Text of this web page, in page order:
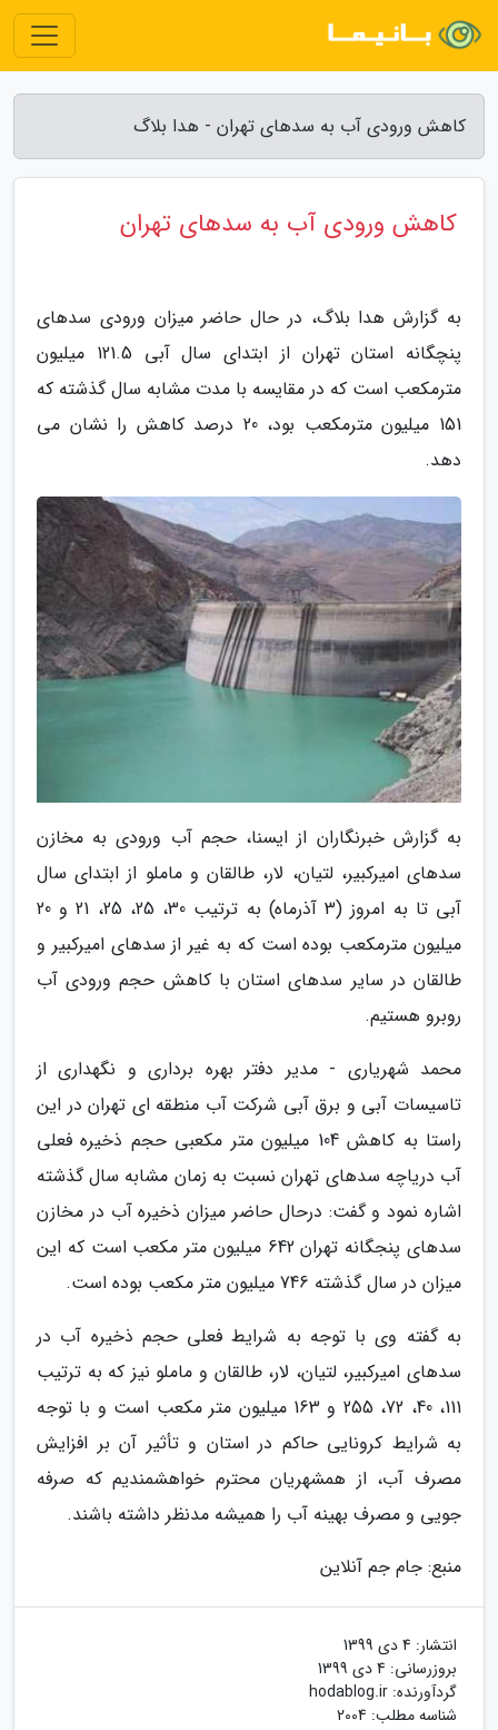
کاهش ورودی آب به سدهای تهران - هدا بلاگ
کاهش ورودی آب به سدهای تهران
به گزارش هدا بلاگ، در حال حاضر میزان ورودی سدهای
پنچگانه استان تهران از ابتدای سال آبی 121.5 میلیون
مترمکعب است که در مقایسه با مدت مشابه سال گذشته که
151 میلیون مترمکعب بود، 20 درصد کاهش را نشان می
دهد.
به گزارش خبرنگاران از ایسنا، حجم آب ورودی به مخازن
سدهای امیرکبیر، لتیان، لار، طالقان و ماملو از ابتدای سال
آبی تا به امروز (3 آذرماه) به ترتیب 30، 25، 25، 21 و 20
میلیون مترمکعب بوده است که به غیر از سدهای امیرکبیر و
طالقان در سایر سدهای استان با کاهش حجم ورودی آب
روبرو هستیم.
محمد شهریاری - مدیر دفتر بهره برداری و نگهداری از
تاسیسات آبی و برق آبی شرکت آب منطقه ای تهران در این
راستا به کاهش 104 میلیون متر مکعبی حجم ذخیره فعلی
آب دریاچه سدهای تهران نسبت به زمان مشابه سال گذشته
اشاره نمود و گفت: درحال حاضر میزان ذخیره آب در مخازن
سدهای پنجگانه تهران 642 میلیون متر مکعب است که این
میزان در سال گذشته 746 میلیون متر مکعب بوده است.
به گفته وی با توجه به شرایط فعلی حجم ذخیره آب در
سدهای امیرکبیر، لتیان، لار، طالقان و ماملو نیز که به ترتیب
111، 40، 72، 255 و 163 میلیون متر مکعب است و با توجه
به شرایط کرونایی حاکم در استان و تأثیر آن بر افزایش
مصرف آب، از همشهریان محترم خواهشمندیم که صرفه
جویی و مصرف بهینه آب را همیشه مدنظر داشته باشند.
منبع: جام جم آنلاین
انتشار: 4 دی 1399
بروزرسانی: 4 دی 1399
گردآورنده: hodablog.ir
شناسه مطلب: 2004